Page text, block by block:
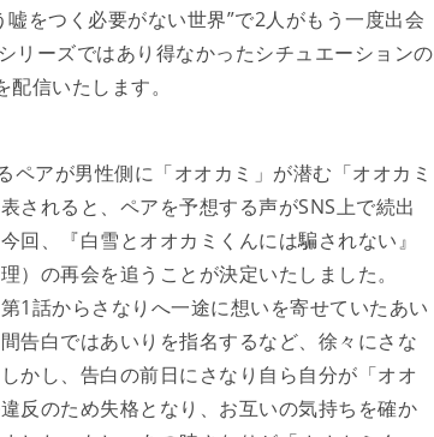
をつく必要がない世界”で2人がもう一度出会
リーズではあり得なかったシチュエーションの
信いたします。
アが男性側に「オオカミ」が潜む「オオカミ
されると、ペアを予想する声がSNS上で続出
回、『白雪とオオカミくんには騙されない』
）の再会を追うことが決定いたしました。
1話からさなりへ一途に想いを寄せていたあい
告白ではあいりを指名するなど、徐々にさな
かし、告白の前日にさなり自ら自分が「オオ
反のため失格となり、お互いの気持ちを確か